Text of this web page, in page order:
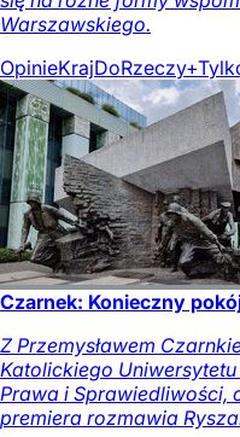
Warszawskiego.
OpinieKrajDoRzeczy+
Czarnek: Konieczny
Z Przemysławem
Katolickiego
Prawa i Sprawiedliwości,
premiera rozmawia